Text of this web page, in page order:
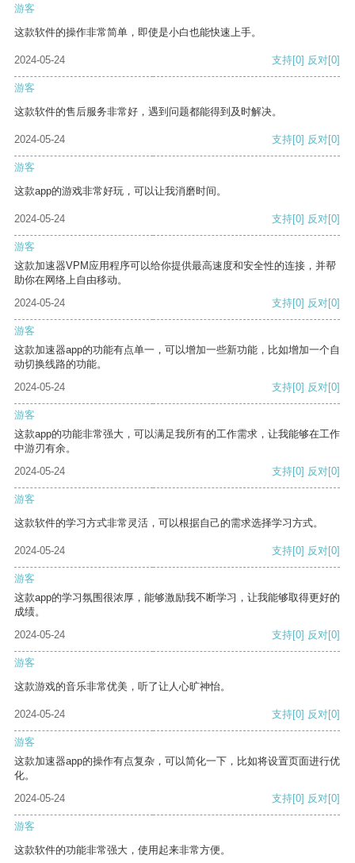
游客
这款软件的操作非常简单，即使是小白也能快速上手。
2024-05-24 支持[0] 反对[0]
游客
这款软件的售后服务非常好，遇到问题都能得到及时解决。
2024-05-24 支持[0] 反对[0]
游客
这款app的游戏非常好玩，可以让我消磨时间。
2024-05-24 支持[0] 反对[0]
游客
这款加速器VPM应用程序可以给你提供最高速度和安全性的连接，并帮
助你在网络上自由移动。
2024-05-24
支持[0] 反对[0]
游客
这款加速器app的功能有点单一，可以增加一些新功能，比如增加一个自
动切换线路的功能。
2024-05-24
支持[0] 反对[0]
游客
这款app的功能非常强大，可以满足我所有的工作需求，让我能够在工作
中游刃有余。
2024-05-24
支持[0] 反对[0]
游客
这款软件的学习方式非常灵活，可以根据自己的需求选择学习方式。
2024-05-24 支持[0] 反对[0]
游客
这款app的学习氛围很浓厚，能够激励我不断学习，让我能够取得更好的
成绩。
2024-05-24
支持[0] 反对[0]
游客
这款游戏的音乐非常优美，听了让人心旷神怡。
2024-05-24 支持[0] 反对[0]
游客
这款加速器app的操作有点复杂，可以简化一下，比如将设置页面进行优
化。
2024-05-24
支持[0] 反对[0]
游客
这款软件的功能非常强大，使用起来非常方便。